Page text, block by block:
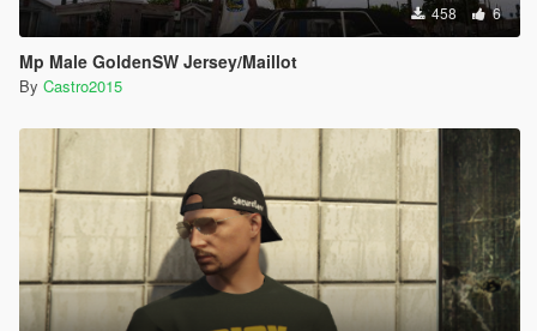
458 6
Mp Male GoldenSW Jersey/Maillot
By Castro2015